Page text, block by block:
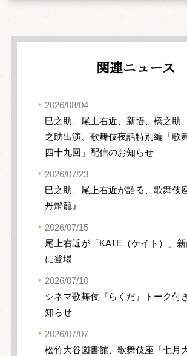
関連ニュース
2026/08/04
巳之助、尾上右近、新悟、橋之助
之助出演、歌舞伎夜話特別編「歌
四十九回」配信のお知らせ
2026/07/23
巳之助、尾上右近が語る、歌舞伎
丹燈籠』
2026/07/15
尾上右近が「KATE（ケイト）」
に登場
2026/07/10
シネマ歌舞伎『らくだ』トーク付
知らせ
2026/07/07
松竹大谷図書館、歌舞伎座「七月